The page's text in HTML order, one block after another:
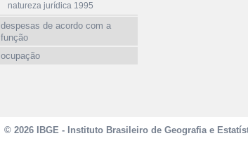
natureza jurídica 1995
despesas de acordo com a
função
ocupação
© 2026 IBGE - Instituto Brasileiro de Geografia e